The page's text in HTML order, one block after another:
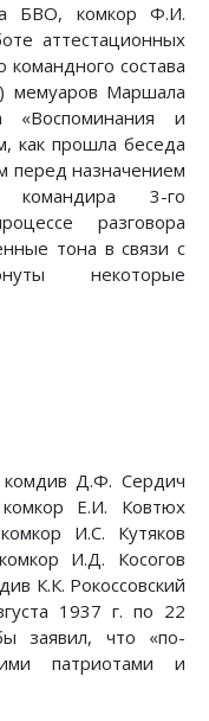
БВО, комкор Ф.И.
аттестационных
состава
мемуаров Маршала
«Воспоминания и
как прошла беседа
перед назначением
3-го
разговора
тона в связи с
некоторые
комдив Д.Ф. Сердич
Е.И. Ковтюх
И.С. Кутяков
И.Д. Косогов
К.К. Рокоссовский
1937 г. по 22
заявил, что «по-
патриотами и